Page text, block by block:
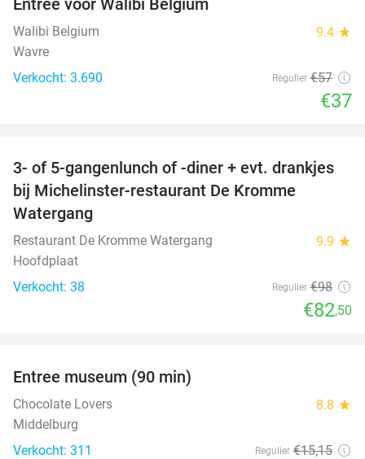
Walibi Belgium 9.4 star
Wavre
Verkocht: 3.690
Regulier €57
€37
16%
3- of 5-gangenlunch of -diner + evt. drankjes
bij Michelinster-restaurant De Kromme
Watergang
Restaurant De Kromme Watergang 9.9 star
Hoofdplaat
Verkocht: 38
Regulier €98
€82,50
Entree museum (90 min)
Chocolate Lovers 8.8 star
Middelburg
Verkocht: 311
Regulier €15,15